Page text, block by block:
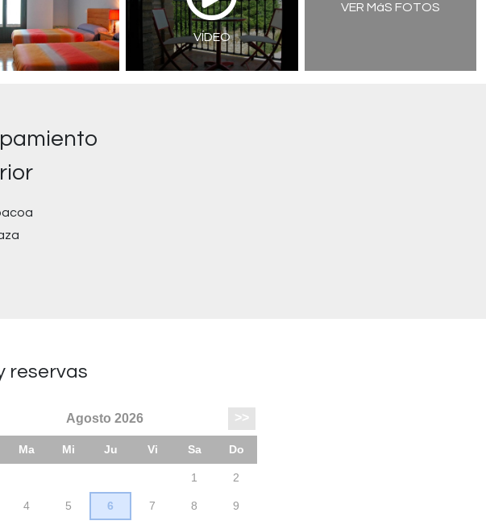
VÍDEO
VER MáS FOTOS
reservas